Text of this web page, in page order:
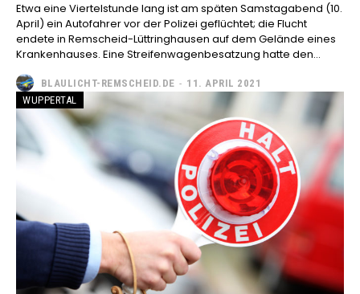
Etwa eine Viertelstunde lang ist am späten Samstagabend (10.
April) ein Autofahrer vor der Polizei geflüchtet; die Flucht
endete in Remscheid-Lüttringhausen auf dem Gelände eines
Krankenhauses. Eine Streifenwagenbesatzung hatte den...
BLAULICHT-REMSCHEID.DE - 11. APRIL 2021
WUPPERTAL